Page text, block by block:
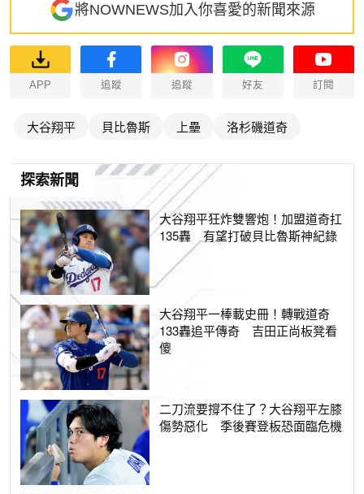
將NOWNEWS加入你喜愛的新聞來源
APP 追蹤 追蹤 好友 訂閱
大谷翔平 貝比魯斯 上壘 洛杉磯道奇
探索新聞
大谷翔平狂炸雙響炮！加盟道奇扛
135轟 有望打破貝比魯斯神紀錄
大谷翔平一棒載史冊！轉戰道奇
133轟追平傳奇 吉田正尚板凳看
傻
二刀流要撐不住了？大谷翔平左膝
傷勢惡化 季後賽登板恐面臨危機